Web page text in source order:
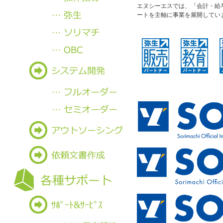
エヌシーエスでは、「会計・
ートを主軸に事業を展開してい